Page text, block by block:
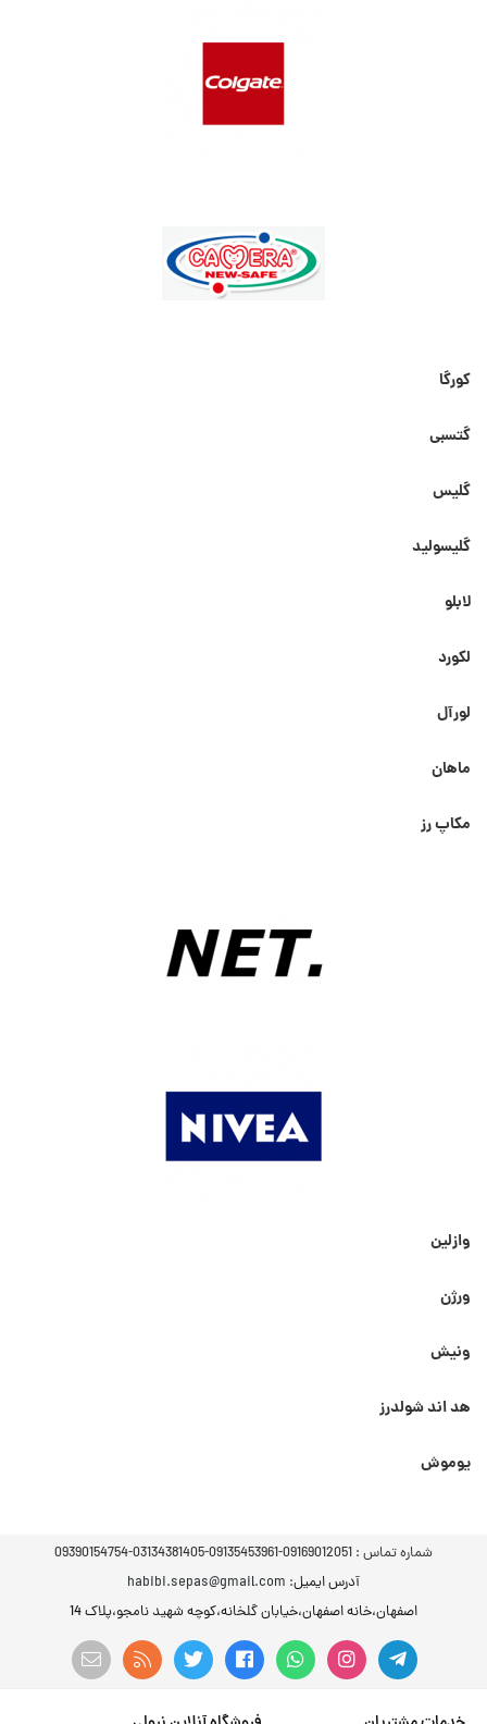
کورگا
گتسبی
گلیس
گلیسولید
لابلو
لکورد
لورآل
ماهان
مکاپ رز
وازلین
ورژن
ونیش
هد اند شولدرز
یوموش
شماره تماس : 09169012051-09135453961-03134381405-09390154754
آدرس ایمیل: habibi.sepas@gmail.com
اصفهان،خانه اصفهان،خیابان گلخانه،کوچه شهید نامجو،پلاک 14